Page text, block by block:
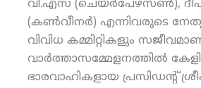
വി.എസ് (ചെയര്‍പേഴ്‌സണ്‍),
(കണ്‍വീനര്‍) എന്നിവരുടെ
വിവിധ കമ്മിറ്റികളും
വാര്‍ത്താസമ്മേളനത്തില്‍
ഭാരവാഹികളായ പ്രസിഡന്റ്